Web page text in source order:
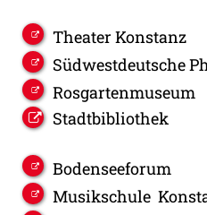
Theater Konstanz
Südwestdeutsche
Rosgartenmuseum
Stadtbibliothek
Bodenseeforum
Musikschule